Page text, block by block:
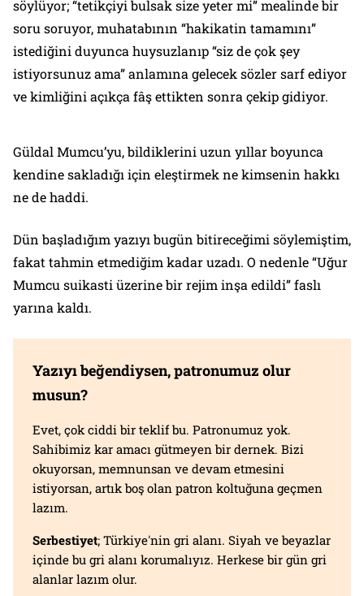
söylüyor; “tetikçiyi bulsak size yeter mi” mealinde bir
soru soruyor, muhatabının “hakikatin tamamını”
istediğini duyunca huysuzlanıp “siz de çok şey
istiyorsunuz ama” anlamına gelecek sözler sarf ediyor
ve kimliğini açıkça fâş ettikten sonra çekip gidiyor.
Güldal Mumcu’yu, bildiklerini uzun yıllar boyunca
kendine sakladığı için eleştirmek ne kimsenin hakkı
ne de haddi.
Dün başladığım yazıyı bugün bitireceğimi söylemiştim,
fakat tahmin etmediğim kadar uzadı. O nedenle “Uğur
Mumcu suikasti üzerine bir rejim inşa edildi” faslı
yarına kaldı.
Yazıyı beğendiysen, patronumuz olur
musun?
Evet, çok ciddi bir teklif bu. Patronumuz yok.
Sahibimiz kar amacı gütmeyen bir dernek. Bizi
okuyorsan, memnunsan ve devam etmesini
istiyorsan, artık boş olan patron koltuğuna geçmen
lazım.
Serbestiyet; Türkiye'nin gri alanı. Siyah ve beyazlar
içinde bu gri alanı korumalıyız. Herkese bir gün gri
alanlar lazım olur.